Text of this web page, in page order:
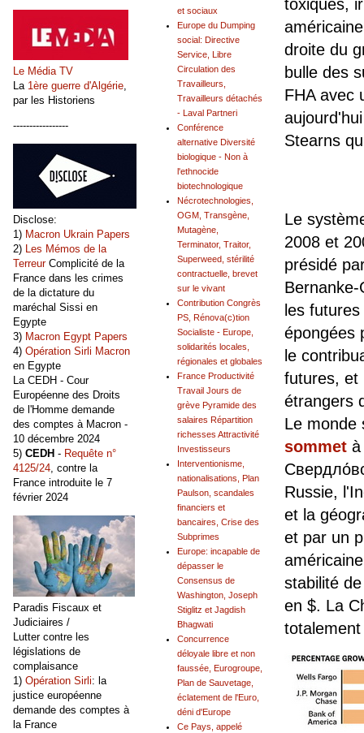
toxiques,
droite du
bulle des
FHA avec
Stearns
Le
2008 et
présidé
les
épongées
le
futures, et
étrangers
Le monde
sommet
Russie,
et la
et par un
stabilité
en $. La
et sociaux
Europe du Dumping
social: Directive
Service, Libre
Circulation des
Travailleurs,
Travailleurs détachés
- Laval Partneri
Conférence
alternative Diversité
biologique - Non à
l'ethnocide
biotechnologique
Nécrotechnologies,
OGM, Transgène,
Mutagène,
Terminator, Traitor,
Superweed, stérilité
contractuelle, brevet
sur le vivant
Contribution Congrès
PS, Rénova(c)tion
Socialiste - Europe,
solidarités locales,
régionales et globales
France Productivité
Travail Jours de
grève Pyramide des
salaires Répartition
richesses Attractivité
Investisseurs
Interventionisme,
nationalisations, Plan
Paulson, scandales
financiers et
bancaires, Crise des
Subprimes
Europe: incapable de
dépasser le
Consensus de
Washington, Joseph
Stiglitz et Jagdish
Bhagwati
Concurrence
déloyale libre et non
faussée, Eurogroupe,
Plan de Sauvetage,
éclatement de l'Euro,
déni d'Europe
Ce Pays, appelé
Le Média TV
La 1ère guerre d'Algérie
par les Historiens
-----------------
Disclose:
1) Macron Ukrain Papers
2) Les Mémos de la
TerreurComplicité de la
France dans les crimes
de la dictature du
maréchal Sissi en
Egypte
3) Macron Egypt Papers
4) Opération Sirli Macron
en Egypte
La CEDH - Cour
Européenne des Droits
de l'Homme demande
des comptes à Macron -
10 décembre 2024
5) CEDH - Requête n°
4125/24, contre la
France introduite le 7
février 2024
Paradis Fiscaux et
Judiciaires /
Lutter contre les
législations de
complaisance
1) Opération Sirli: la
justice européenne
demande des comptes à
la France